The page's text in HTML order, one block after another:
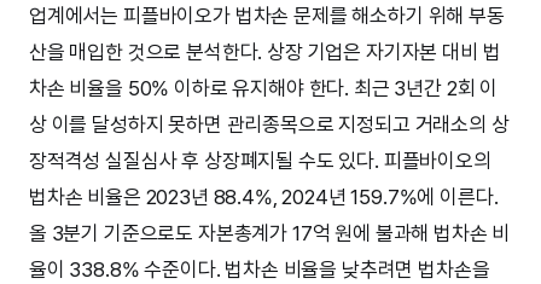
업계에서는 피플바이오가 법차손 문제를 해소하기 위해 부동
산을 매입한 것으로 분석한다. 상장 기업은 자기자본 대비 법
차손 비율을 50% 이하로 유지해야 한다. 최근 3년간 2회 이
상 이를 달성하지 못하면 관리종목으로 지정되고 거래소의 상
장적격성 실질심사 후 상장폐지될 수도 있다. 피플바이오의
법차손 비율은 2023년 88.4%, 2024년 159.7%에 이른다.
올 3분기 기준으로도 자본총계가 17억 원에 불과해 법차손 비
율이 338.8% 수준이다. 법차손 비율을 낮추려면 법차손을